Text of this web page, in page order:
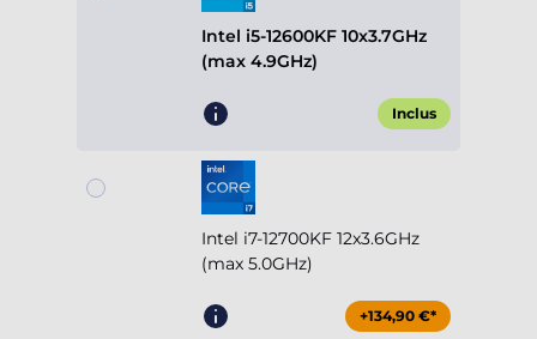
Intel i5-12600KF 10x3.7GHz
(max 4.9GHz)
Inclus
Intel i7-12700KF 12x3.6GHz
(max 5.0GHz)
+134,90 €*